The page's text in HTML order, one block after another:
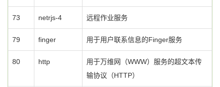
73 netrjs-4 远程作业服务
79 finger 用于用户联系信息的Finger服务
80 http
用于万维网（WWW）服务的超文本传
输协议（HTTP）